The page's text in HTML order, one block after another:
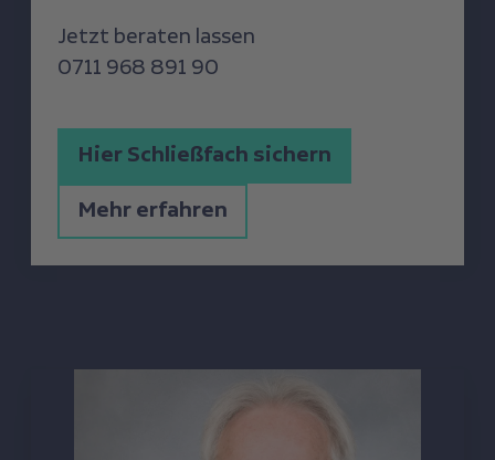
Jetzt beraten lassen
0711 968 891 90
Hier Schließfach sichern
Mehr erfahren